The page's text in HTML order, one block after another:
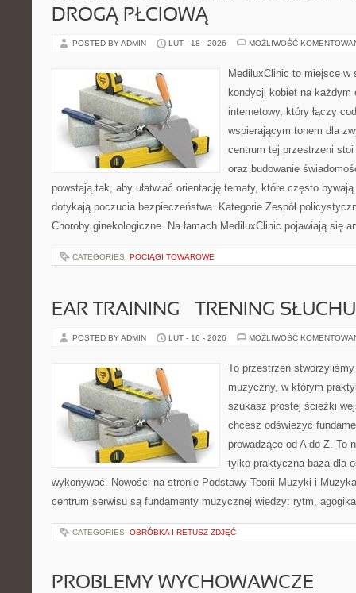
DROGĄ PŁCIOWĄ
POSTED BY ADMIN LUT - 18 - 2026 MOŻLIWOŚĆ
MediluxClinic to miejsce
kondycji kobiet na każdym
internetowy, który łączy
wspierającym tonem dla
centrum tej przestrzeni
oraz budowanie
powstają tak, aby ułatwiać orientację tematy, które często
dotykają poczucia bezpieczeństwa. Kategorie Zespół
Choroby ginekologiczne. Na łamach MediluxClinic pojawiają się
CATEGORIES: POCIĄGI TOWAROWE
EAR TRAINING – TRENING SŁUCHU
POSTED BY ADMIN LUT - 16 - 2026 MOŻLIWOŚĆ
To przestrzeń
muzyczny, w którym
szukasz prostej ścieżki
chcesz odświeżyć
prowadzące od A do Z. To
tylko praktyczna baza dla
wykonywać. Nowości na stronie Podstawy Teorii Muzyki i
centrum serwisu są fundamenty muzycznej wiedzy: rytm,
CATEGORIES: OBRÓBKA I RETUSZ ZDJĘĆ
PROBLEMY WYCHOWAWCZE